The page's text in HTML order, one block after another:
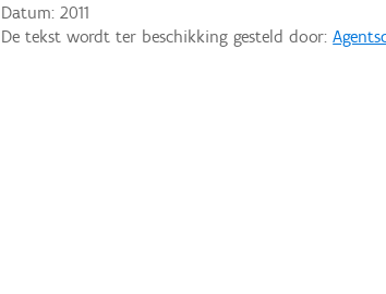
Datum:2011
De tekst wordt ter beschikking gesteld door: